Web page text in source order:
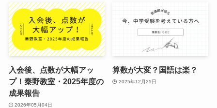
入会後、点数が大幅アッ
プ！秦野教室・2025年度の
成果報告
2026年05月04日
算数が大変？国語は楽？
2025年12月25日